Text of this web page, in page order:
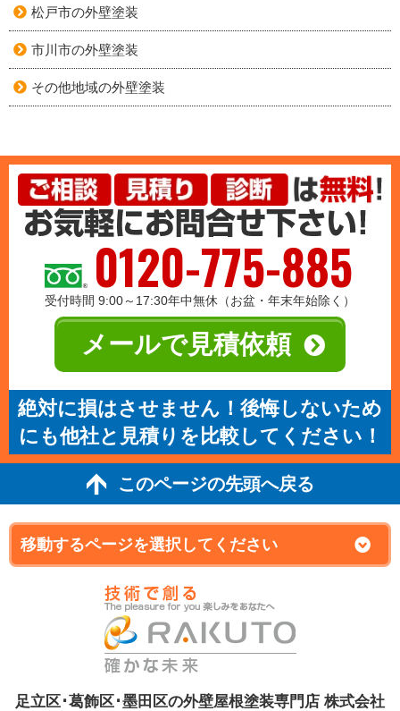
松戸市の外壁塗装
市川市の外壁塗装
その他地域の外壁塗装
0120-775-885
受付時間 9:00～17:30年中無休（お盆・年末年始除く）
メールで見積依頼
絶対に損はさせません！後悔しないため
にも他社と見積りを比較してください！
このページの先頭へ戻る
足立区･葛飾区･墨田区の外壁屋根塗装専門店 株式会社